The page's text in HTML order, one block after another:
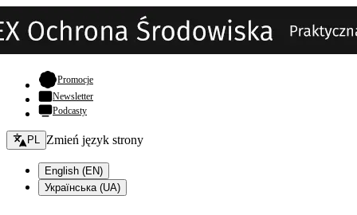
Promocje- otwiera się w nowej karcie
Newsletter
Podcasty
Zmień język - bieżący:
PL Zmień język strony
English (EN)
Українська (UA)